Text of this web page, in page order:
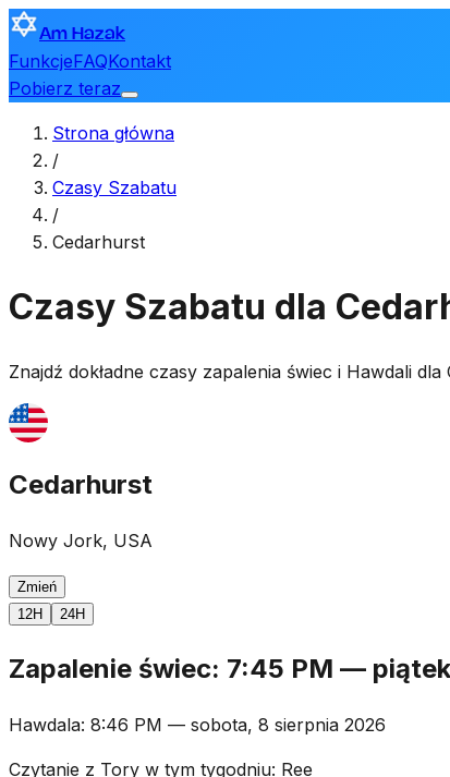
Am Hazak
FunkcjeFAQKontakt
Pobierz teraz
Strona główna
/
Czasy Szabatu
/
Cedarhurst
Czasy Szabatu dla
Znajdź dokładne czasy zapalenia świec i Hawdali dla
Cedarhurst
Nowy Jork, USA
Zmień
12H
24H
Zapalenie świec: 7:45 PM —
Hawdala: 8:46 PM — sobota, 8 sierpnia 2026
Czytanie z Tory w tym tygodniu: Ree